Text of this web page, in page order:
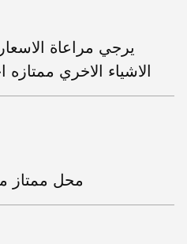
يرجي مراعاة
الاشياء الاخري
محل ممتاز